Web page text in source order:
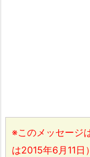
※このメッセージ
は2015年6月11日